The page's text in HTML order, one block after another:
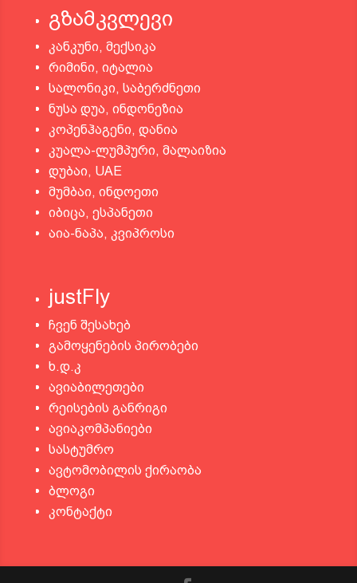
გზამკვლევი
კანკუნი, მექსიკა
რიმინი, იტალია
სალონიკი, საბერძნეთი
ნუსა დუა, ინდონეზია
კოპენჰაგენი, დანია
კუალა-ლუმპური, მალაიზია
დუბაი, UAE
მუმბაი, ინდოეთი
იბიცა, ესპანეთი
აია-ნაპა, კვიპროსი
justFly
ჩვენ შესახებ
გამოყენების პირობები
ხ.დ.კ
ავიაბილეთები
რეისების განრიგი
ავიაკომპანიები
სასტუმრო
ავტომობილის ქირაობა
ბლოგი
კონტაქტი